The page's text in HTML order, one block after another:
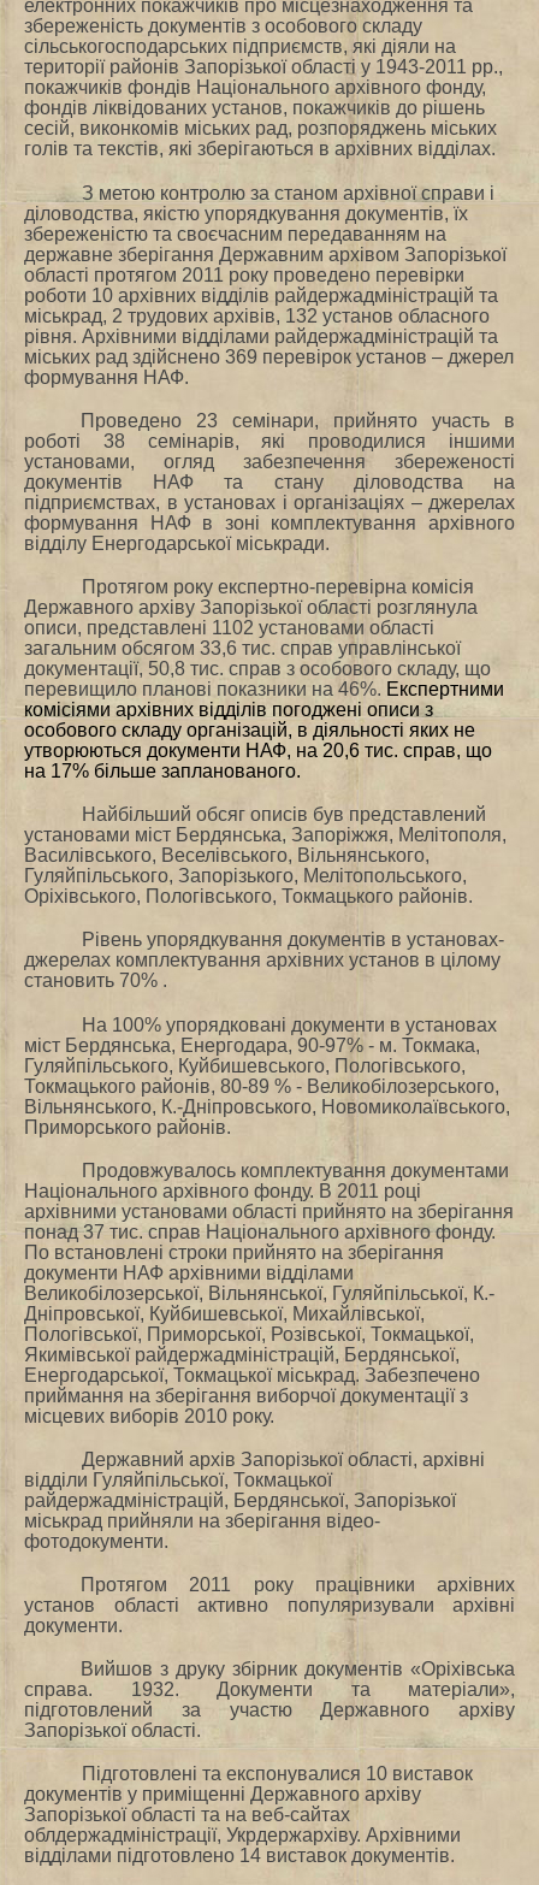
електронних покажчиків про місцезнаходження та
збереженість документів з особового складу
сільськогосподарських підприємств, які діяли на
території районів Запорізької області у 1943-2011 рр.,
покажчиків фондів Національного архівного фонду,
фондів ліквідованих установ, покажчиків до рішень
сесій, виконкомів міських рад, розпоряджень міських
голів та текстів, які зберігаються в архівних відділах.
З метою контролю за станом архівної справи і
діловодства, якістю упорядкування документів, їх
збереженістю та своєчасним передаванням на
державне зберігання Державним архівом Запорізької
області протягом 2011 року проведено перевірки
роботи 10 архівних відділів райдержадміністрацій та
міськрад, 2 трудових архівів, 132 установ обласного
рівня. Архівними відділами райдержадміністрацій та
міських рад здійснено 369 перевірок установ – джерел
формування НАФ.
Проведено 23 семінари, прийнято участь в
роботі 38 семінарів, які проводилися іншими
установами, огляд забезпечення збереженості
документів НАФ та стану діловодства на
підприємствах, в установах і організаціях – джерелах
формування НАФ в зоні комплектування архівного
відділу Енергодарської міськради.
Протягом року експертно-перевірна комісія
Державного архіву Запорізької області розглянула
описи, представлені 1102 установами області
загальним обсягом 33,6 тис. справ управлінської
документації, 50,8 тис. справ з особового складу, що
перевищило планові показники на 46%. Експертними
комісіями архівних відділів погоджені описи з
особового складу організацій, в діяльності яких не
утворюються документи НАФ, на 20,6 тис. справ, що
на 17% більше запланованого.
Найбільший обсяг описів був представлений
установами міст Бердянська, Запоріжжя, Мелітополя,
Василівського, Веселівського, Вільнянського,
Гуляйпільського, Запорізького, Мелітопольського,
Оріхівського, Пологівського, Токмацького районів.
Рівень упорядкування документів в установах-
джерелах комплектування архівних установ в цілому
становить 70% .
На 100% упорядковані документи в установах
міст Бердянська, Енергодара, 90-97% - м. Токмака,
Гуляйпільського, Куйбишевського, Пологівського,
Токмацького районів, 80-89 % - Великобілозерського,
Вільнянського, К.-Дніпровського, Новомиколаївського,
Приморського районів.
Продовжувалось комплектування документами
Національного архівного фонду. В 2011 році
архівними установами області прийнято на зберігання
понад 37 тис. справ Національного архівного фонду.
По встановлені строки прийнято на зберігання
документи НАФ архівними відділами
Великобілозерської, Вільнянської, Гуляйпільської, К.-
Дніпровської, Куйбишевської, Михайлівської,
Пологівської, Приморської, Розівської, Токмацької,
Якимівської райдержадміністрацій, Бердянської,
Енергодарської, Токмацької міськрад. Забезпечено
приймання на зберігання виборчої документації з
місцевих виборів 2010 року.
Державний архів Запорізької області, архівні
відділи Гуляйпільської, Токмацької
райдержадміністрацій, Бердянської, Запорізької
міськрад прийняли на зберігання відео-
фотодокументи.
Протягом 2011 року працівники архівних
установ області активно популяризували архівні
документи.
Вийшов з друку збірник документів «Оріхівська
справа. 1932. Документи та матеріали»,
підготовлений за участю Державного архіву
Запорізької області.
Підготовлені та експонувалися 10 виставок
документів у приміщенні Державного архіву
Запорізької області та на веб-сайтах
облдержадміністрації, Укрдержархіву. Архівними
відділами підготовлено 14 виставок документів.